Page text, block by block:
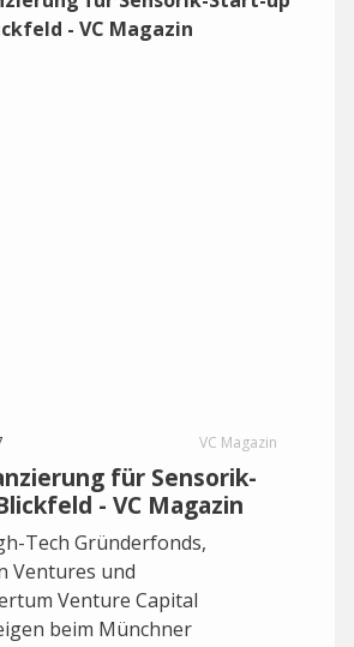
VC Magazin
für Sensorik-
- VC Magazin
Tech Gründerfonds,
Ventures und
Venture Capital
beim Münchner